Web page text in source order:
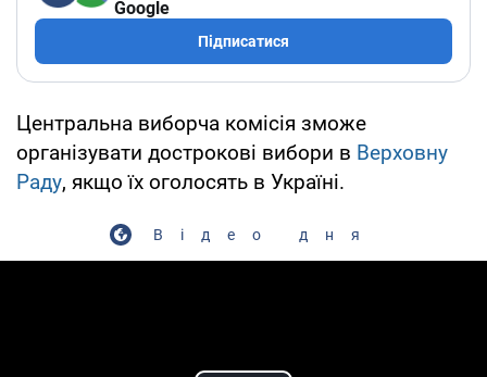
Google
Підписатися
Центральна виборча комісія зможе
організувати дострокові вибори в Верховну
Раду, якщо їх оголосять в Україні.
Відео дня